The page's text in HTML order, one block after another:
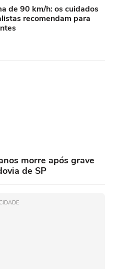
de 90 km/h: os cuidados
recomendam para
morre após grave
de SP